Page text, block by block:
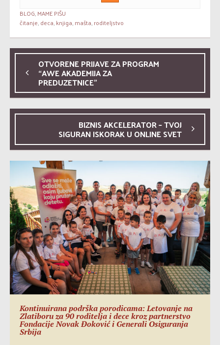
BLOG,MAME PIŠU
čitanje,deca,knjiga,mašta,roditeljstvo
OTVORENE PRIJAVE ZA PROGRAM
“AWE AKADEMIJA ZA
PREDUZETNICE”
BIZNIS AKCELERATOR – TVOJ
SIGURAN ISKORAK U ONLINE SVET
Kontinuirana podrška porodicama: Letovanje na
Zlatiboru za 90 roditelja i dece kroz partnerstvo
Fondacije Novak Đoković i Generali Osiguranja
Srbija